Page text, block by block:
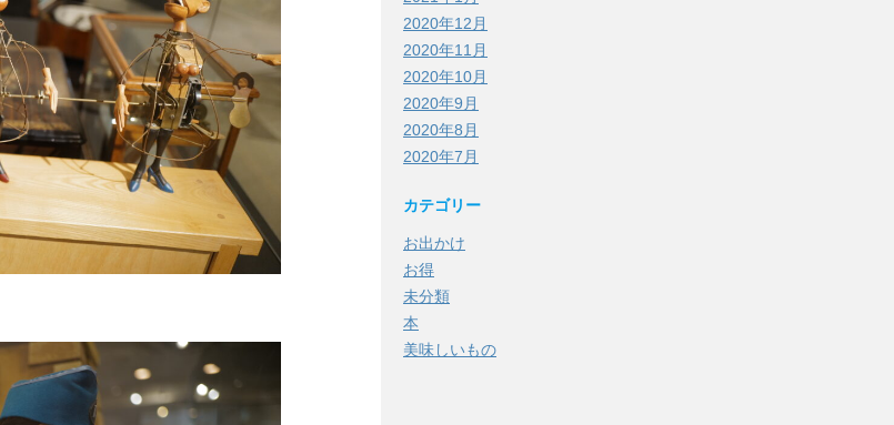
2020年12月
2020年11月
2020年10月
2020年9月
2020年8月
2020年7月
カテゴリー
お出かけ
お得
未分類
本
美味しいもの